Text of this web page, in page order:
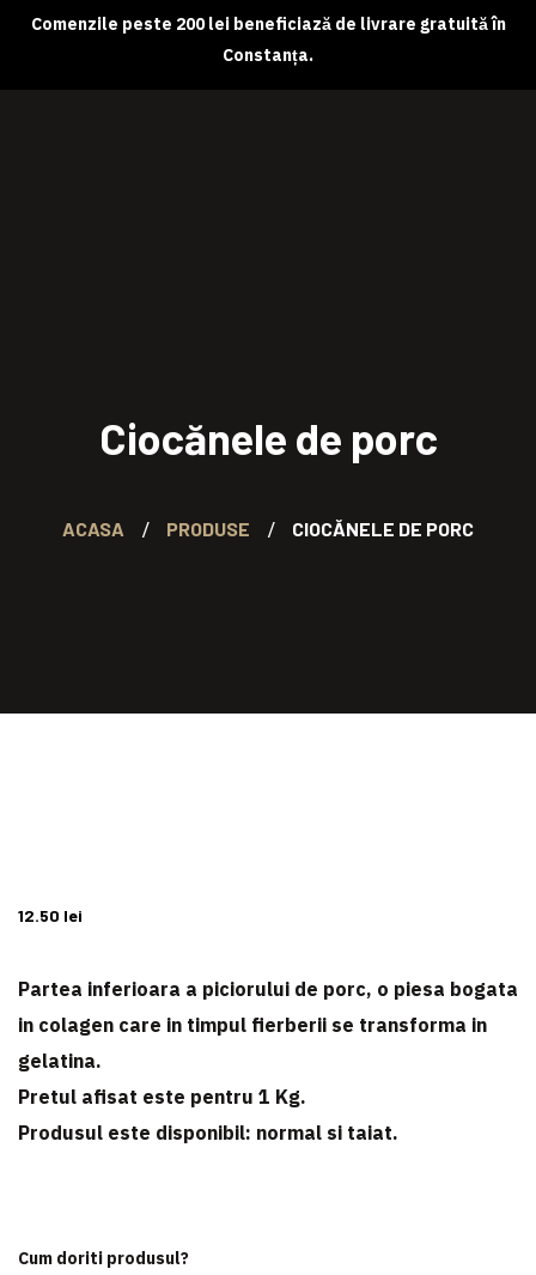
Comenzile peste 200 lei beneficiază de livrare gratuită în
Constanța.
Ciocănele de porc
ACASA PRODUSE CIOCĂNELE DE PORC
12.50 lei
Partea inferioara a piciorului de porc, o piesa bogata
in colagen care in timpul fierberii se transforma in
gelatina.
Pretul afisat este pentru1 Kg.
Produsul este disponibil: normal si taiat.
Cum doriti produsul?